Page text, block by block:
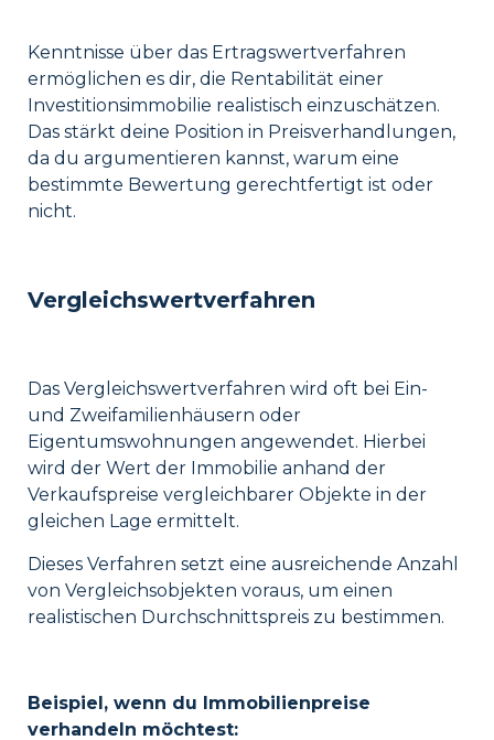
Kenntnisse über das Ertragswertverfahren
ermöglichen es dir, die Rentabilität einer
Investitionsimmobilie realistisch einzuschätzen.
Das stärkt deine Position in Preisverhandlungen,
da du argumentieren kannst, warum eine
bestimmte Bewertung gerechtfertigt ist oder
nicht.
Vergleichswertverfahren
Das Vergleichswertverfahren wird oft bei Ein-
und Zweifamilienhäusern oder
Eigentumswohnungen angewendet. Hierbei
wird der Wert der Immobilie anhand der
Verkaufspreise vergleichbarer Objekte in der
gleichen Lage ermittelt.
Dieses Verfahren setzt eine ausreichende Anzahl
von Vergleichsobjekten voraus, um einen
realistischen Durchschnittspreis zu bestimmen.
Beispiel, wenn du Immobilienpreise
verhandeln möchtest: